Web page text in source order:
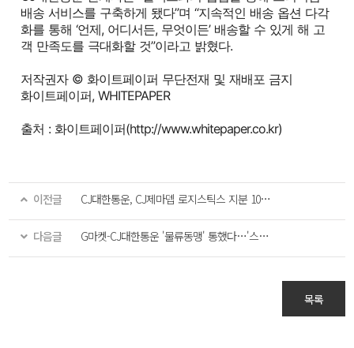
배송 서비스를 구축하게 됐다”며 “지속적인 배송 옵션 다각
화를 통해 ‘언제, 어디서든, 무엇이든’ 배송할 수 있게 해 고
객 만족도를 극대화할 것”이라고 밝혔다.
저작권자 © 화이트페이퍼 무단전재 및 재배포 금지
화이트페이퍼, WHITEPAPER
출처 : 화이트페이퍼(http://www.whitepaper.co.kr)
이전글 CJ대한통운, CJ제마뎁 로지스틱스 지분 100% 취득…“초격차 물류 경쟁력 확보”
다음글 G마켓-CJ대한통운 '물류동맹' 통했다…'스타배송' 연동으로 주문 3.7배 폭발
목록